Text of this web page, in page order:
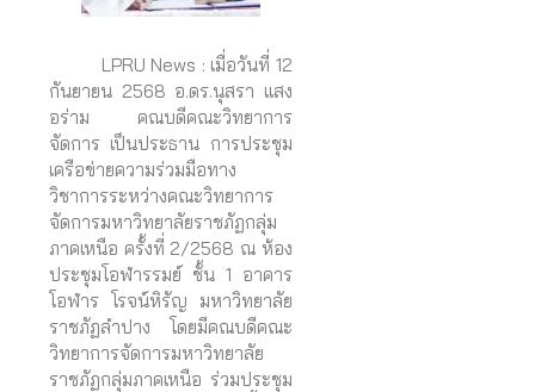
LPRU News : เมื่อวันที่ 12
กันยายน 2568 อ.ดร.นุสรา แสง
อร่าม คณบดีคณะวิทยาการ
จัดการ เป็นประธาน การประชุม
เครือข่ายความร่วมมือทาง
วิชาการระหว่างคณะวิทยาการ
จัดการมหาวิทยาลัยราชภัฏกลุ่ม
ภาคเหนือ ครั้งที่ 2/2568 ณ ห้อง
ประชุมโอฬารรมย์ ชั้น 1 อาคาร
โอฬาร โรจน์หิรัญ มหาวิทยาลัย
ราชภัฏลำปาง โดยมีคณบดีคณะ
วิทยาการจัดการมหาวิทยาลัย
ราชภัฏกลุ่มภาคเหนือ ร่วมประชุม